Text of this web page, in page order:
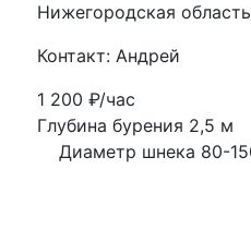
Нижегородская
Контакт: Андрей
1 200₽/час
Глубина
Диаметр шнека 80-